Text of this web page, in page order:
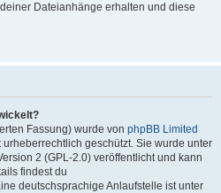
Dateianhänge erhalten und diese
Fassung) wurde von phpBB Limited
geschützt. Sie wurde unter
2 (GPL-2.0) veröffentlicht und kann
findest du
deutschsprachige Anlaufstelle ist unter